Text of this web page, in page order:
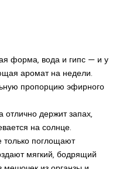
форма, вода и гипс — и у
аромат на недели.
пропорцию эфирного
отлично держит запах,
на солнце.
только поглощают
мягкий, бодрящий